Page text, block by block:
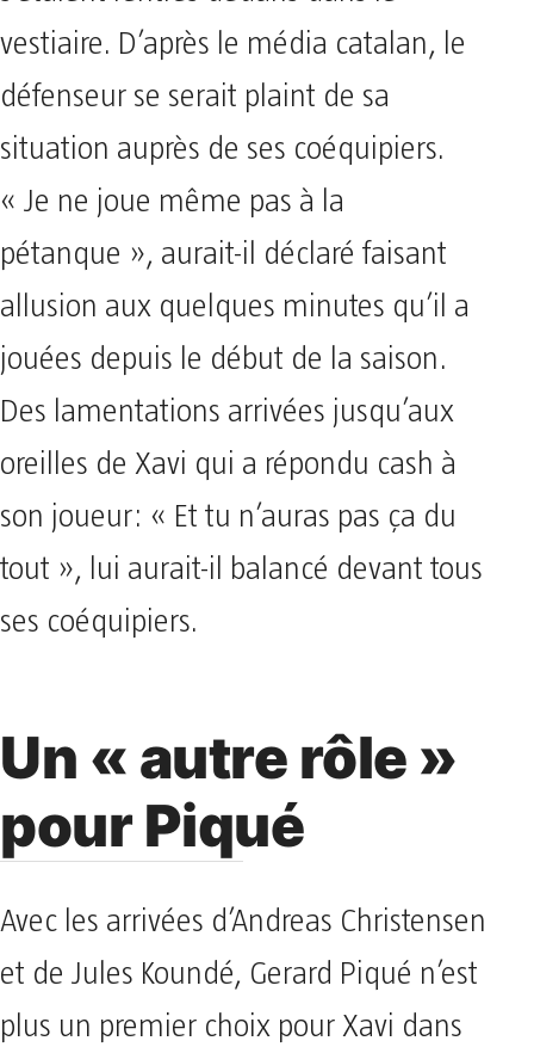
vestiaire. D’après le média catalan, le
défenseur se serait plaint de sa
situation auprès de ses coéquipiers.
« Je ne joue même pas à la
pétanque », aurait-il déclaré faisant
allusion aux quelques minutes qu’il a
jouées depuis le début de la saison.
Des lamentations arrivées jusqu’aux
oreilles de Xavi qui a répondu cash à
son joueur: « Et tu n’auras pas ça du
tout », lui aurait-il balancé devant tous
ses coéquipiers.
Un « autre rôle »
pour Piqué
Avec les arrivées d’Andreas Christensen
et de Jules Koundé, Gerard Piqué n’est
plus un premier choix pour Xavi dans